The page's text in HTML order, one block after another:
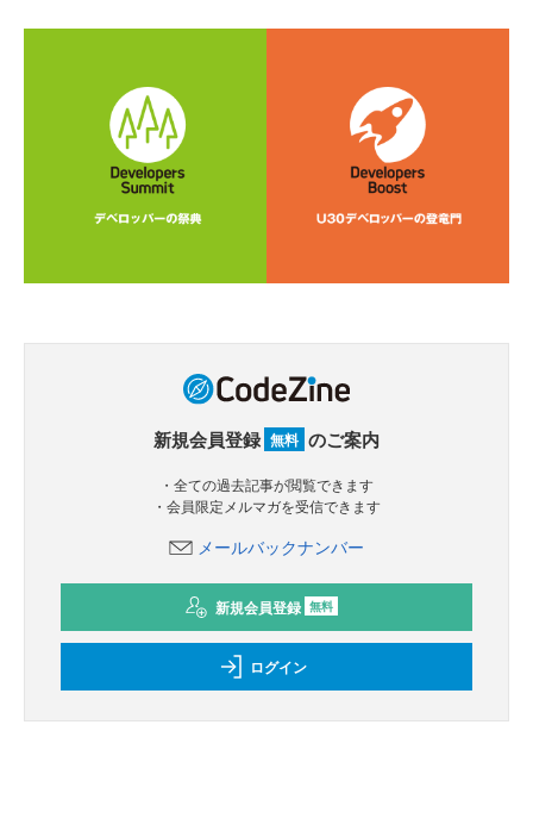
新規会員登録 無料 のご案内
・全ての過去記事が閲覧できます
・会員限定メルマガを受信できます
メールバックナンバー
新規会員登録 無料
ログイン